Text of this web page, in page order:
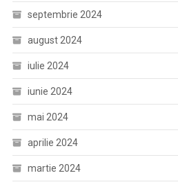
septembrie 2024
august 2024
iulie 2024
iunie 2024
mai 2024
aprilie 2024
martie 2024